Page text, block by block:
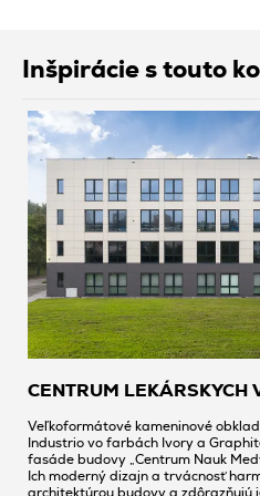
Inšpirácie s touto
CENTRUM LEKÁRSKYCH
Veľkoformátové kameninové
Industrio vo farbách Ivory a
fasáde budovy „Centrum Nauk
Ich moderný dizajn a trvácnosť
architektúrou budovy a zdôrazňujú